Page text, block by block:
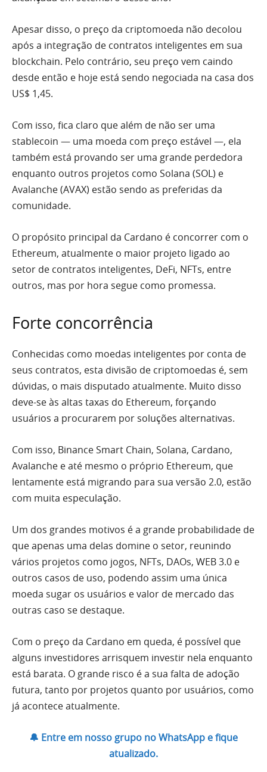
Apesar disso, o preço da criptomoeda não decolou
após a integração de contratos inteligentes em sua
blockchain. Pelo contrário, seu preço vem caindo
desde então e hoje está sendo negociada na casa dos
US$ 1,45.
Com isso, fica claro que além de não ser uma
stablecoin — uma moeda com preço estável —, ela
também está provando ser uma grande perdedora
enquanto outros projetos como Solana (SOL) e
Avalanche (AVAX) estão sendo as preferidas da
comunidade.
O propósito principal da Cardano é concorrer com o
Ethereum, atualmente o maior projeto ligado ao
setor de contratos inteligentes, DeFi, NFTs, entre
outros, mas por hora segue como promessa.
Forte concorrência
Conhecidas como moedas inteligentes por conta de
seus contratos, esta divisão de criptomoedas é, sem
dúvidas, o mais disputado atualmente. Muito disso
deve-se às altas taxas do Ethereum, forçando
usuários a procurarem por soluções alternativas.
Com isso, Binance Smart Chain, Solana, Cardano,
Avalanche e até mesmo o próprio Ethereum, que
lentamente está migrando para sua versão 2.0, estão
com muita especulação.
Um dos grandes motivos é a grande probabilidade de
que apenas uma delas domine o setor, reunindo
vários projetos como jogos, NFTs, DAOs, WEB 3.0 e
outros casos de uso, podendo assim uma única
moeda sugar os usuários e valor de mercado das
outras caso se destaque.
Com o preço da Cardano em queda, é possível que
alguns investidores arrisquem investir nela enquanto
está barata. O grande risco é a sua falta de adoção
futura, tanto por projetos quanto por usuários, como
já acontece atualmente.
🔔 Entre em nosso grupo no WhatsApp e fique
atualizado.